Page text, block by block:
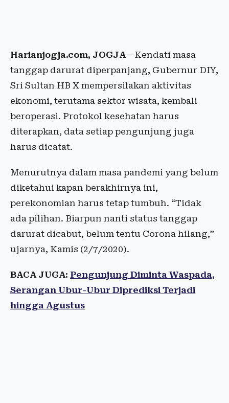
Harianjogja.com, JOGJA—Kendati masa
tanggap darurat diperpanjang, Gubernur DIY,
Sri Sultan HB X mempersilakan aktivitas
ekonomi, terutama sektor wisata, kembali
beroperasi. Protokol kesehatan harus
diterapkan, data setiap pengunjung juga
harus dicatat.
Menurutnya dalam masa pandemi yang belum
diketahui kapan berakhirnya ini,
perekonomian harus tetap tumbuh. “Tidak
ada pilihan. Biarpun nanti status tanggap
darurat dicabut, belum tentu Corona hilang,”
ujarnya, Kamis (2/7/2020).
BACA JUGA: Pengunjung Diminta Waspada,
Serangan Ubur-Ubur Diprediksi Terjadi
hingga Agustus